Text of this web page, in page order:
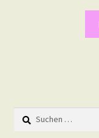
Suchen
nach: